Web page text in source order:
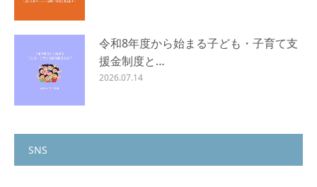
令和8年度から始まる子ども・子育て支
援金制度と…
2026.07.14
SNS